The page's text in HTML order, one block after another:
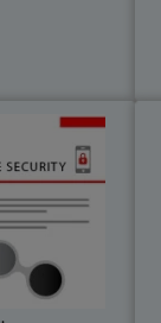
Security für
Schutz für
iOS-Geräte
und Sicherung
Android- und
iOS-Geräten